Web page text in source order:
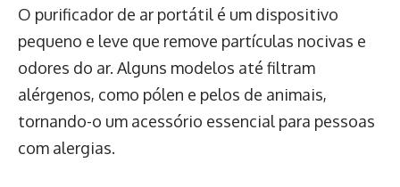
O purificador de ar portátil é um dispositivo
pequeno e leve que remove partículas nocivas e
odores do ar. Alguns modelos até filtram
alérgenos, como pólen e pelos de animais,
tornando-o um acessório essencial para pessoas
com alergias.